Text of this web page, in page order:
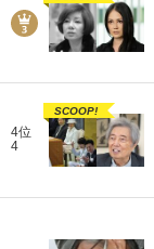
4位
4
SCOOP!